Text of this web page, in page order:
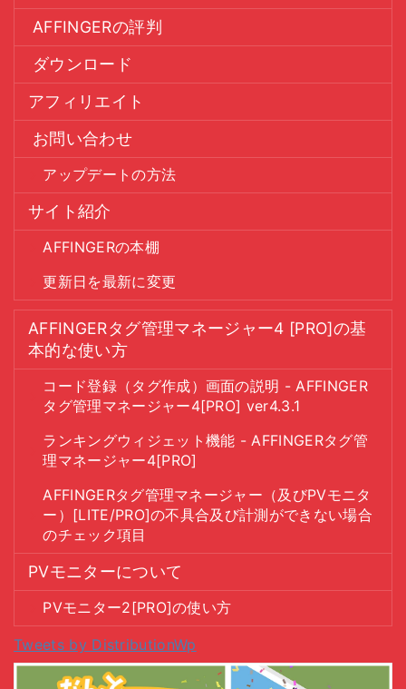
AFFINGERの評判
ダウンロード
アフィリエイト
お問い合わせ
アップデートの方法
サイト紹介
AFFINGERの本棚
更新日を最新に変更
AFFINGERタグ管理マネージャー4 [PRO]の基
本的な使い方
コード登録（タグ作成）画面の説明 - AFFINGER
タグ管理マネージャー4[PRO] ver4.3.1
ランキングウィジェット機能 - AFFINGERタグ管
理マネージャー4[PRO]
AFFINGERタグ管理マネージャー（及びPVモニタ
ー）[LITE/PRO]の不具合及び計測ができない場合
のチェック項目
PVモニターについて
PVモニター2[PRO]の使い方
Tweets by DistributionWp